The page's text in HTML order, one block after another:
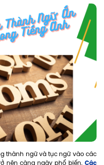
thành ngữ và tục ngữ vào các
nên càng ngày phổ biến. Các